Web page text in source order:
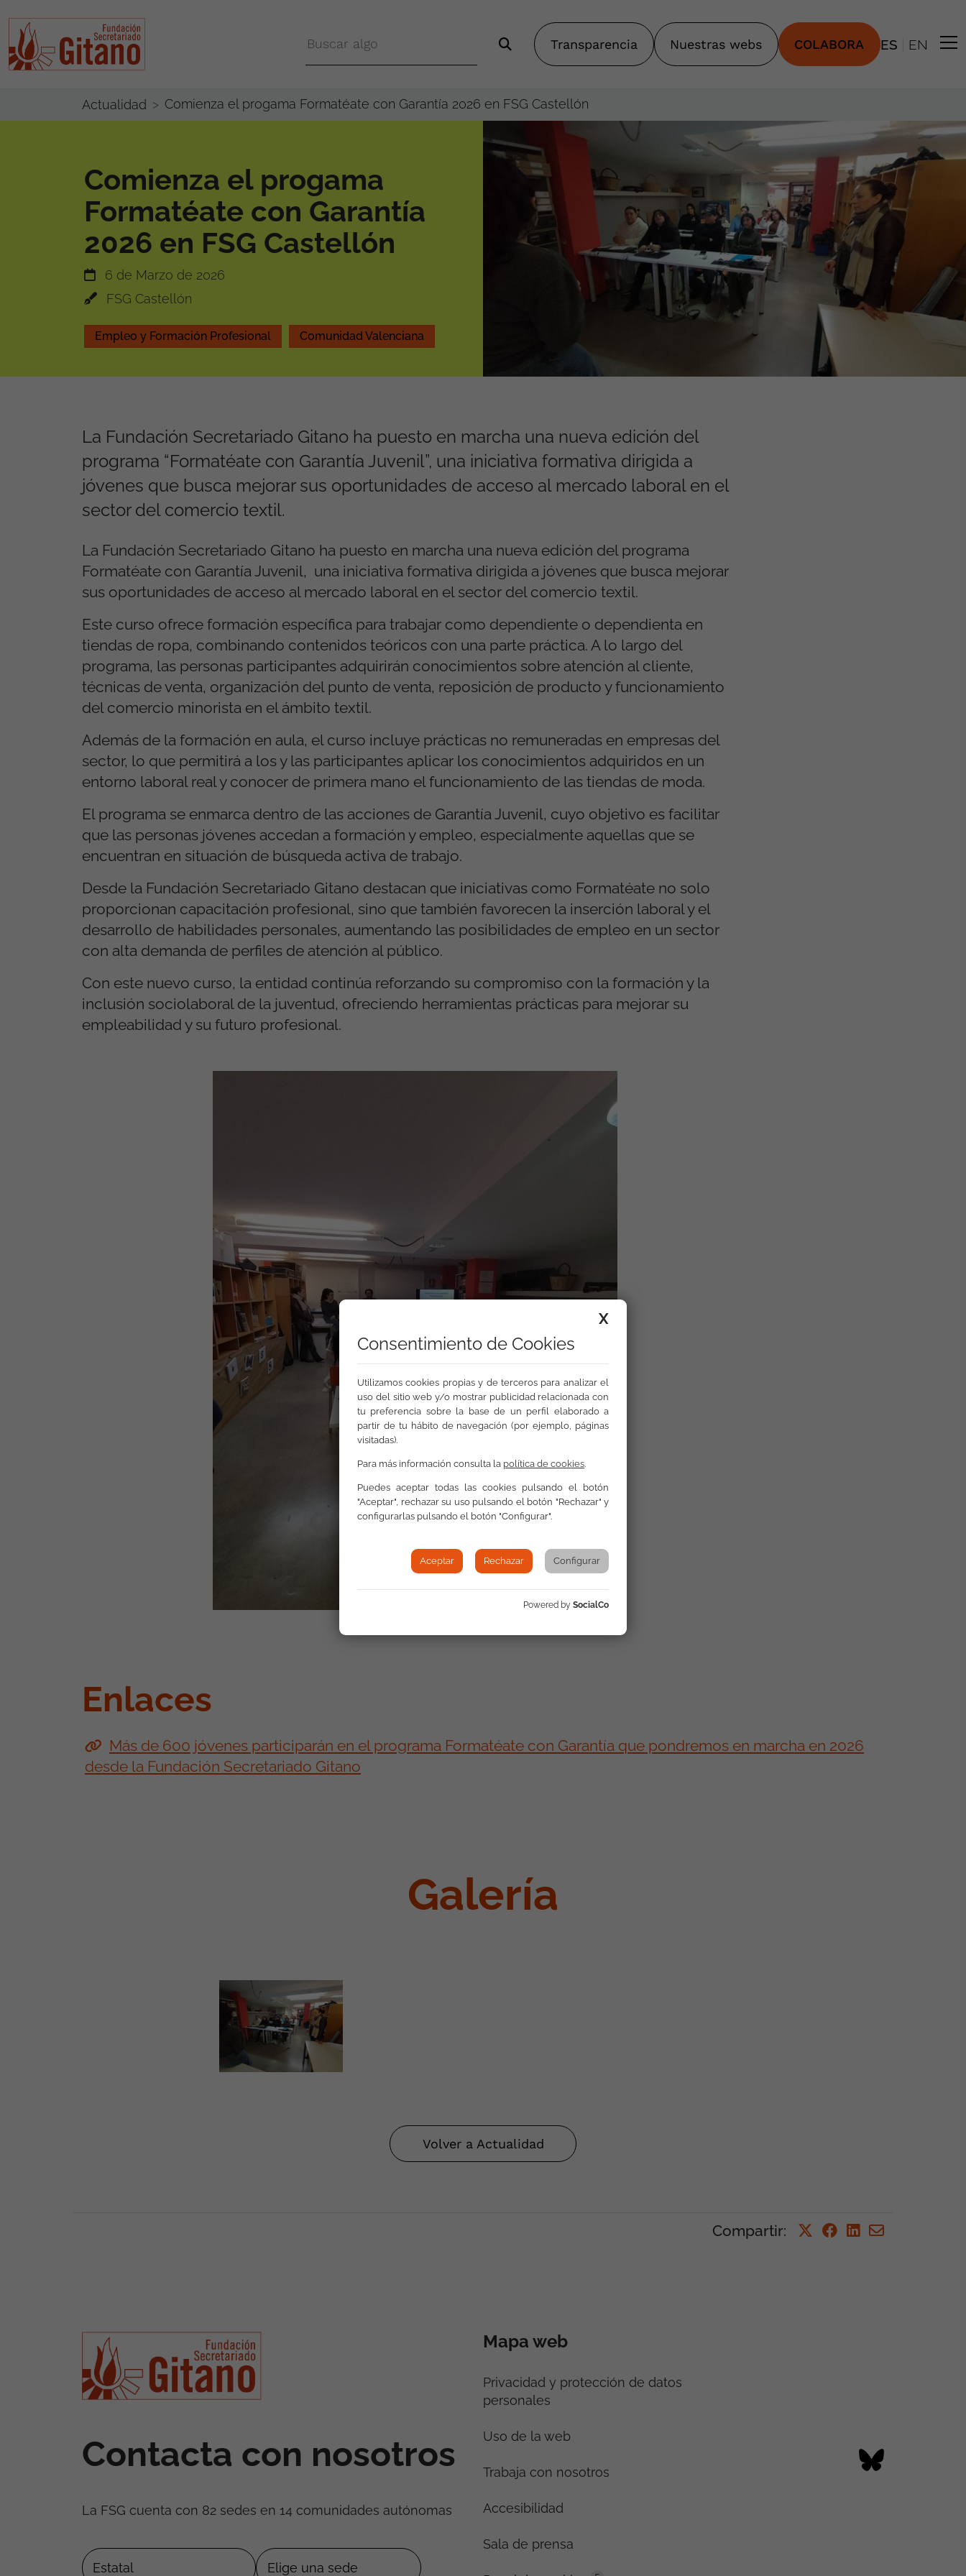
Transparencia Nuestras webs COLABORA ES EN
Actualidad Comienza el progama Formatéate con Garantía 2026 en FSG Castellón
Comienza el progama
Formatéate con Garantía
2026 en FSG Castellón
6 de Marzo de 2026
FSG Castellón
Empleo y Formación Profesional Comunidad Valenciana
La Fundación Secretariado Gitano ha puesto en marcha una nueva edición del
programa “Formatéate con Garantía Juvenil”, una iniciativa formativa dirigida a
jóvenes que busca mejorar sus oportunidades de acceso al mercado laboral en el
sector del comercio textil.
La Fundación Secretariado Gitano ha puesto en marcha una nueva edición del programa
Formatéate con Garantía Juvenil, una iniciativa formativa dirigida a jóvenes que busca mejorar
sus oportunidades de acceso al mercado laboral en el sector del comercio textil.
Este curso ofrece formación específica para trabajar como dependiente o dependienta en
tiendas de ropa, combinando contenidos teóricos con una parte práctica. A lo largo del
programa, las personas participantes adquirirán conocimientos sobre atención al cliente,
técnicas de venta, organización del punto de venta, reposición de producto y funcionamiento
del comercio minorista en el ámbito textil.
Además de la formación en aula, el curso incluye prácticas no remuneradas en empresas del
sector, lo que permitirá a los y las participantes aplicar los conocimientos adquiridos en un
entorno laboral real y conocer de primera mano el funcionamiento de las tiendas de moda.
El programa se enmarca dentro de las acciones de Garantía Juvenil, cuyo objetivo es facilitar
que las personas jóvenes accedan a formación y empleo, especialmente aquellas que se
encuentran en situación de búsqueda activa de trabajo.
Desde la Fundación Secretariado Gitano destacan que iniciativas como Formatéate no solo
proporcionan capacitación profesional, sino que también favorecen la inserción laboral y el
desarrollo de habilidades personales, aumentando las posibilidades de empleo en un sector
con alta demanda de perfiles de atención al público.
Con este nuevo curso, la entidad continúa reforzando su compromiso con la formación y la
inclusión sociolaboral de la juventud, ofreciendo herramientas prácticas para mejorar su
empleabilidad y su futuro profesional.
Enlaces
Más de 600 jóvenes participarán en el programa Formatéate con Garantía que pondremos en marcha en 2026
desde la Fundación Secretariado Gitano
Galería
Volver a Actualidad
Compartir:
Contacta con nosotros
La FSG cuenta con 82 sedes en 14 comunidades autónomas
Mapa web
Privacidad y protección de datos
personales
Uso de la web
Trabaja con nosotros
Accesibilidad
Sala de prensa
X
Consentimiento de Cookies
Utilizamos cookies propias y de terceros para analizar el
uso del sitio web y/o mostrar publicidad relacionada con
tu preferencia sobre la base de un perfil elaborado a
partir de tu hábito de navegación (por ejemplo, páginas
visitadas).
Para más información consulta la política de cookies.
Puedes aceptar todas las cookies pulsando el botón
"Aceptar", rechazar su uso pulsando el botón "Rechazar" y
configurarlas pulsando el botón "Configurar".
Aceptar Rechazar Configurar
Powered by SocialCo